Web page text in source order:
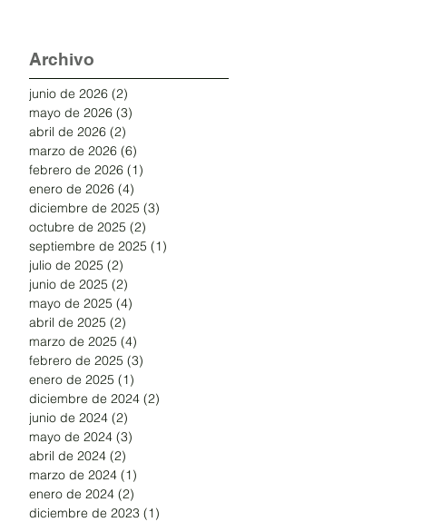
Archivo
junio de 2026 (2)
mayo de 2026 (3)
abril de 2026 (2)
marzo de 2026 (6)
febrero de 2026 (1)
enero de 2026 (4)
diciembre de 2025 (3)
octubre de 2025 (2)
septiembre de 2025 (1)
julio de 2025 (2)
junio de 2025 (2)
mayo de 2025 (4)
abril de 2025 (2)
marzo de 2025 (4)
febrero de 2025 (3)
enero de 2025 (1)
diciembre de 2024 (2)
junio de 2024 (2)
mayo de 2024 (3)
abril de 2024 (2)
marzo de 2024 (1)
enero de 2024 (2)
diciembre de 2023 (1)